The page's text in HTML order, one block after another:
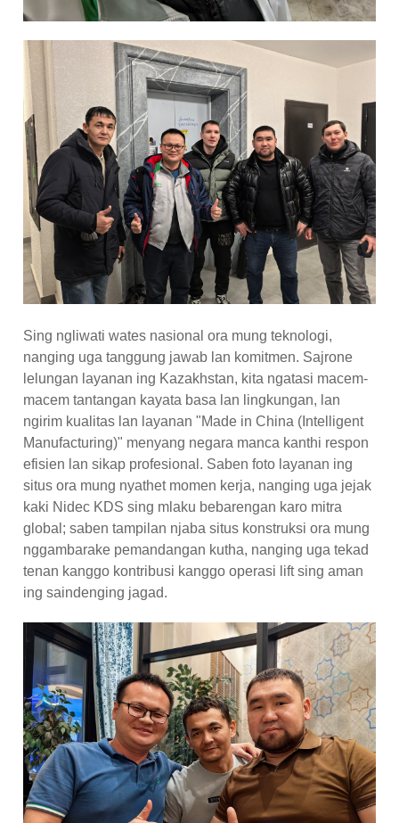
Sing ngliwati wates nasional ora mung teknologi,
nanging uga tanggung jawab lan komitmen. Sajrone
lelungan layanan ing Kazakhstan, kita ngatasi macem-
macem tantangan kayata basa lan lingkungan, lan
ngirim kualitas lan layanan "Made in China (Intelligent
Manufacturing)" menyang negara manca kanthi respon
efisien lan sikap profesional. Saben foto layanan ing
situs ora mung nyathet momen kerja, nanging uga jejak
kaki Nidec KDS sing mlaku bebarengan karo mitra
global; saben tampilan njaba situs konstruksi ora mung
nggambarake pemandangan kutha, nanging uga tekad
tenan kanggo kontribusi kanggo operasi lift sing aman
ing saindenging jagad.